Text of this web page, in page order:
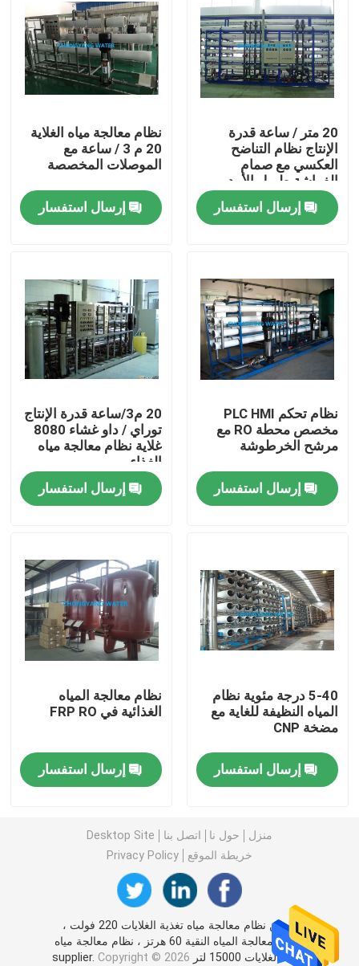
منزل
منتجات
معلومات عنا
جولة في المعمل
اتصل بنا
اطلب اقتباس
أنظمة المياه الصيدلانية
أنظمة التقطير متعددة التأثيرات (MED)
مولدات البخار النقية (PSG)
أنظمة تحضير المحاليل
أنظمة المياه فائقة النقاء (UPW) من الدرجة الإلكترونية
أنظمة المياه الطبية
أنظمة RO لتحلية مياه البحر
20 متر / ساعة قدرة
الإنتاج نظام التناضح
العكسي مع صمام
الفراشة طويل الأمد
إرسال استفسار
نظام معالجة مياه الغلاية
20 م 3 / ساعة مع
الموصلات المخصصة
إرسال استفسار
نظام تحكم PLC HMI
مخصص محطة RO مع
مرشح الخرطوشة
إرسال استفسار
20 م3/ساعة قدرة الإنتاج
توراي / داو غشاء 8080
غلاية نظام معالجة مياه
الغذاء
إرسال استفسار
5-40 درجة مئوية نظام
المياه النظيفة للغاية مع
مضخة CNP
إرسال استفسار
نظام معالجة المياه
الغذائية في FRP RO
إرسال استفسار
منزل حول نا اتصل بنا
Desktop Site
خريطة الموقع
Privacy Policy
الصين نظام معالجة مياه تغذية الغلايات 220 فولت ،
محطة معالجة المياه النقية 60 هرتز ، نظام معالجة مياه
تغذية الغلايات 15000 لتر supplier.
Copyright © 2026